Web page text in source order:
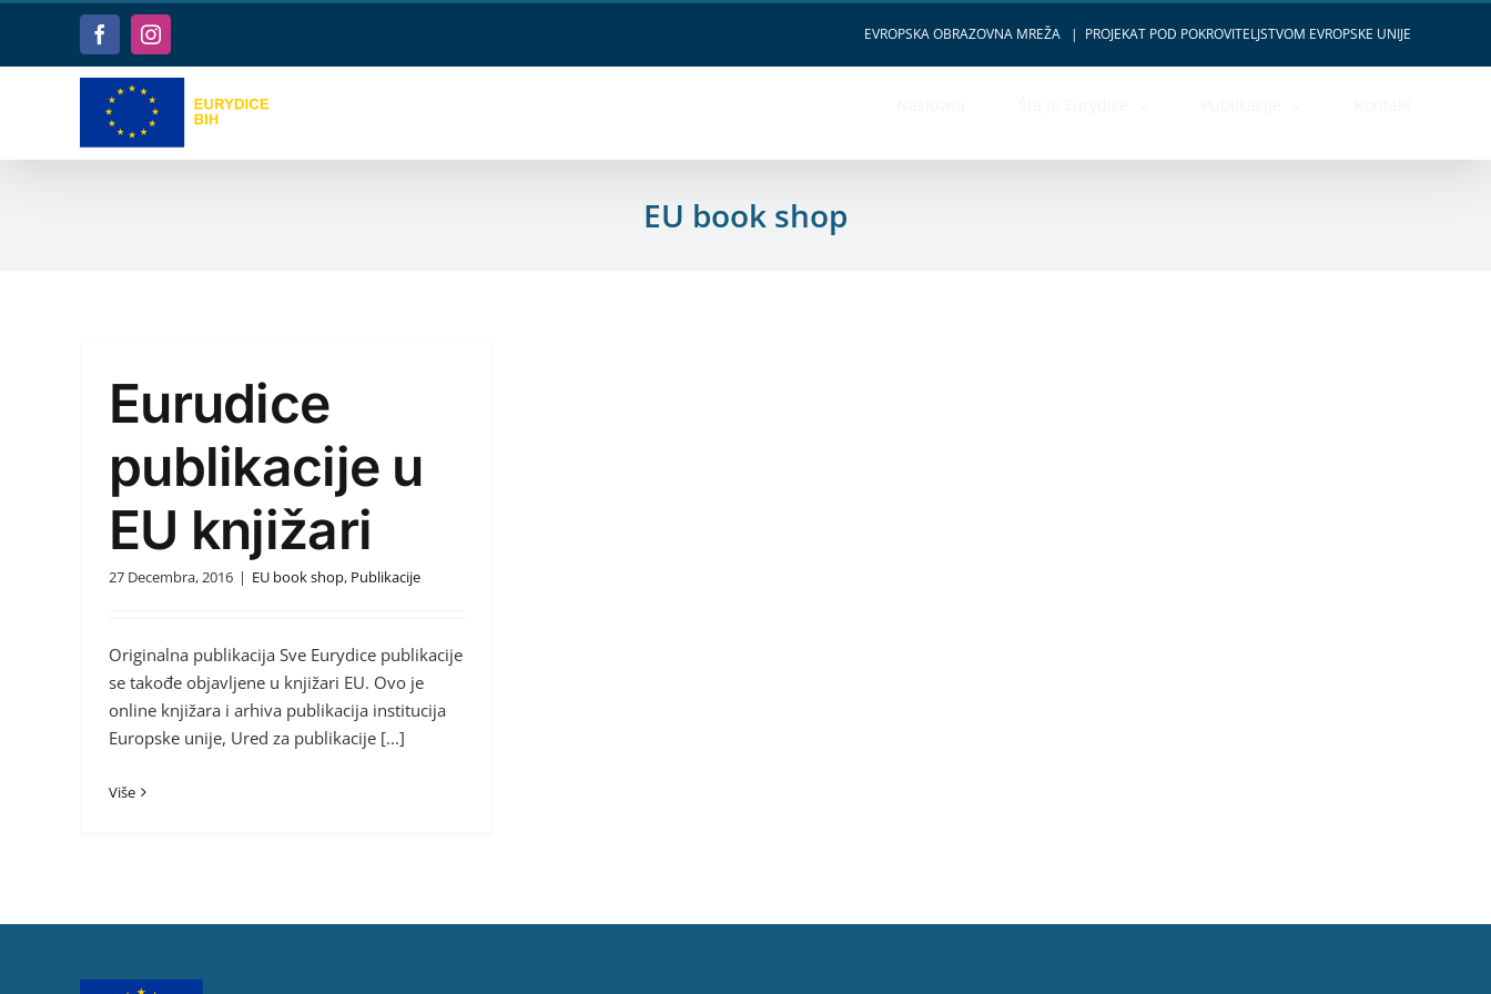
content
FacebookInstagram EVROPSKA OBRAZOVNA MREŽA | PROJEKAT POD POKROVITELJSTVOM EVROPSKE UNIJE
EU book shop
Eurudice
publikacije u
EU knjižari
27 Decembra, 2016 | EU book shop, Publikacije
Originalna publikacija Sve Eurydice publikacije
se takođe objavljene u knjižari EU. Ovo je
online knjižara i arhiva publikacija institucija
Europske unije, Ured za publikacije [...]
Više